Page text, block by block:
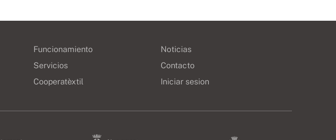
Funcionamiento
Servicios
Cooperatèxtil
Noticias
Contacto
Iniciar sesion